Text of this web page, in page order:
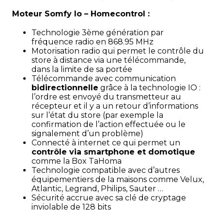
Moteur Somfy Io – Homecontrol :
Technologie 3ème génération par
fréquence radio en 868.95 MHz
Motorisation radio qui permet le contrôle du
store à distance via une télécommande,
dans la limite de sa portée
Télécommande avec communication
bidirectionnelle grâce à la technologie IO :
l’ordre est envoyé du transmetteur au
récepteur et il y a un retour d’informations
sur l’état du store (par exemple la
confirmation de l’action effectuée ou le
signalement d’un problème)
Connecté à internet ce qui permet un
contrôle via smartphone et domotique
comme la Box TaHoma
Technologie compatible avec d’autres
équipementiers de la maisons comme Velux,
Atlantic, Legrand, Philips, Sauter …
Sécurité accrue avec sa clé de cryptage
inviolable de 128 bits